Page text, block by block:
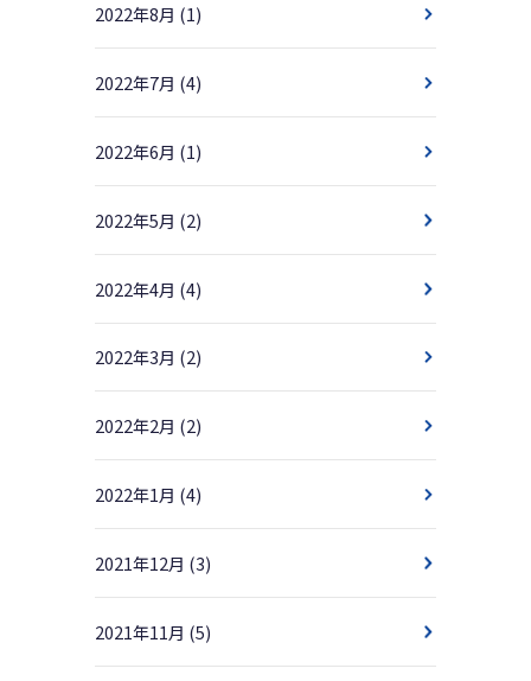
2022年8月 (1)
2022年7月 (4)
2022年6月 (1)
2022年5月 (2)
2022年4月 (4)
2022年3月 (2)
2022年2月 (2)
2022年1月 (4)
2021年12月 (3)
2021年11月 (5)